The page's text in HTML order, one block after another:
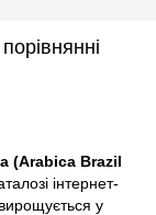
(Arabica Brazil
інтернет-
у